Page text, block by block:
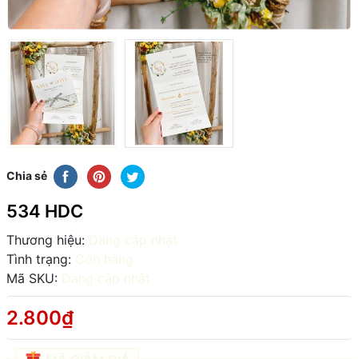
Chia sẻ
534 HDC
Thương hiệu: Đang cập nhật
Tình trạng: Còn hàng
Mã SKU: Đang cập nhật
2.800₫